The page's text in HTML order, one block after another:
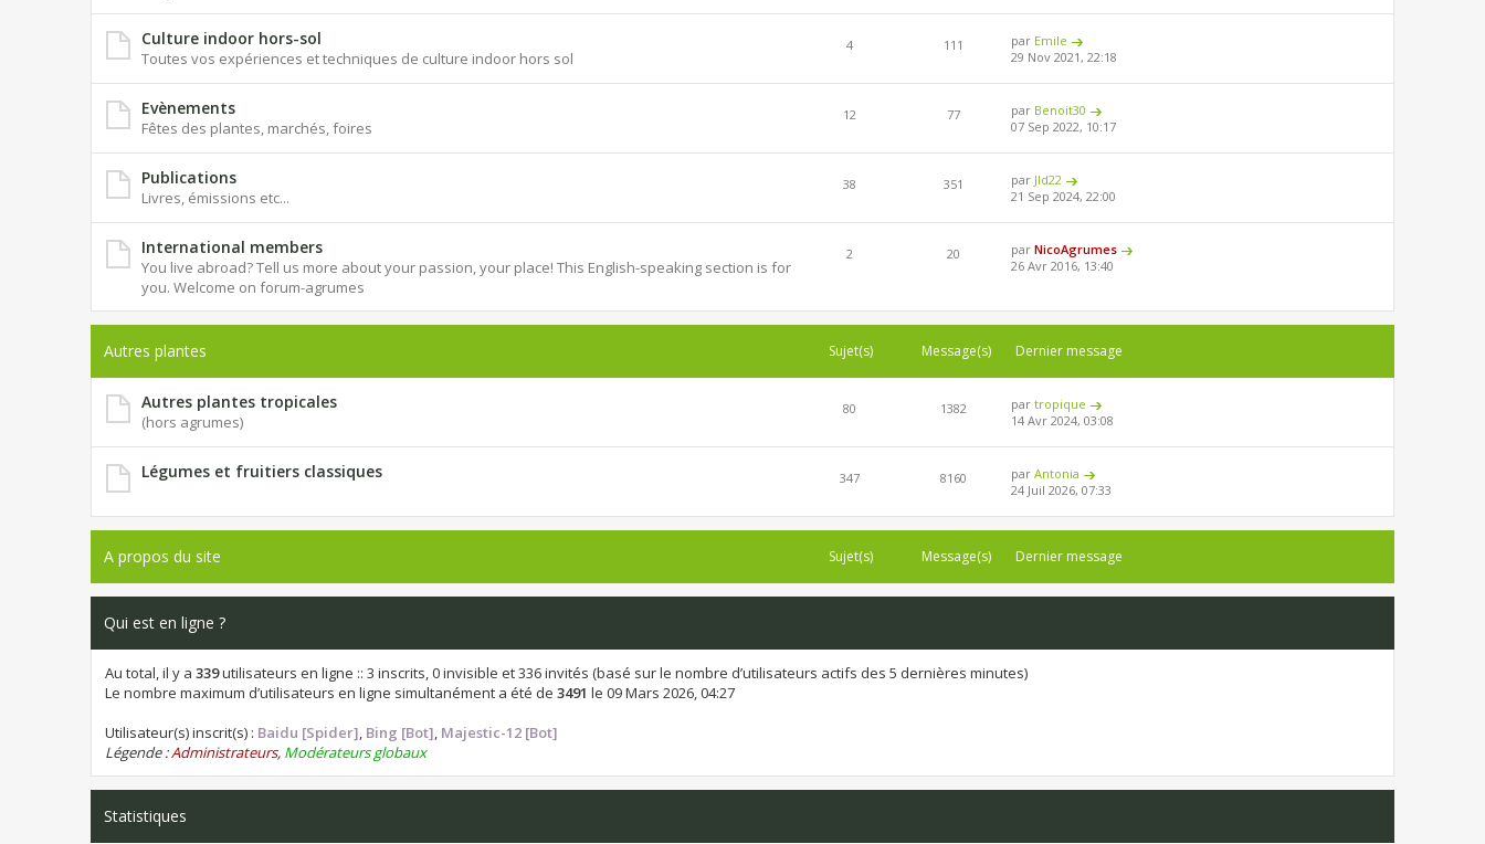
Culture indoor hors-sol
Toutes vos expériences et techniques de culture indoor hors sol
4 111 par Emile
29 Nov 2021, 22:18
Evènements
Fêtes des plantes, marchés, foires
12 77 par Benoit30
07 Sep 2022, 10:17
Publications
Livres, émissions etc...
38 351 par Jld22
21 Sep 2024, 22:00
International members
You live abroad? Tell us more about your passion, your place! This English-speaking section is for
you. Welcome on forum-agrumes
2 20 parNicoAgrumes
26 Avr 2016, 13:40
Autres plantes Sujet(s) Message(s) Dernier message
Autres plantes tropicales
(hors agrumes)
80 1382 partropique
14 Avr 2024, 03:08
Légumes et fruitiers classiques 347 8160 parAntonia
24 Juil 2026, 07:33
A propos du site Sujet(s) Message(s) Dernier message
Qui est en ligne ?
Au total, il y a 339utilisateurs en ligne :: 3 inscrits, 0 invisible et 336 invités (basé sur le nombre d’utilisateurs actifs des 5 dernières minutes)
Le nombre maximum d’utilisateurs en ligne simultanément a été de 3491 le 09 Mars 2026, 04:27
Utilisateur(s) inscrit(s) : Baidu [Spider], Bing [Bot], Majestic-12 [Bot]
Légende :Administrateurs, Modérateurs globaux
Statistiques